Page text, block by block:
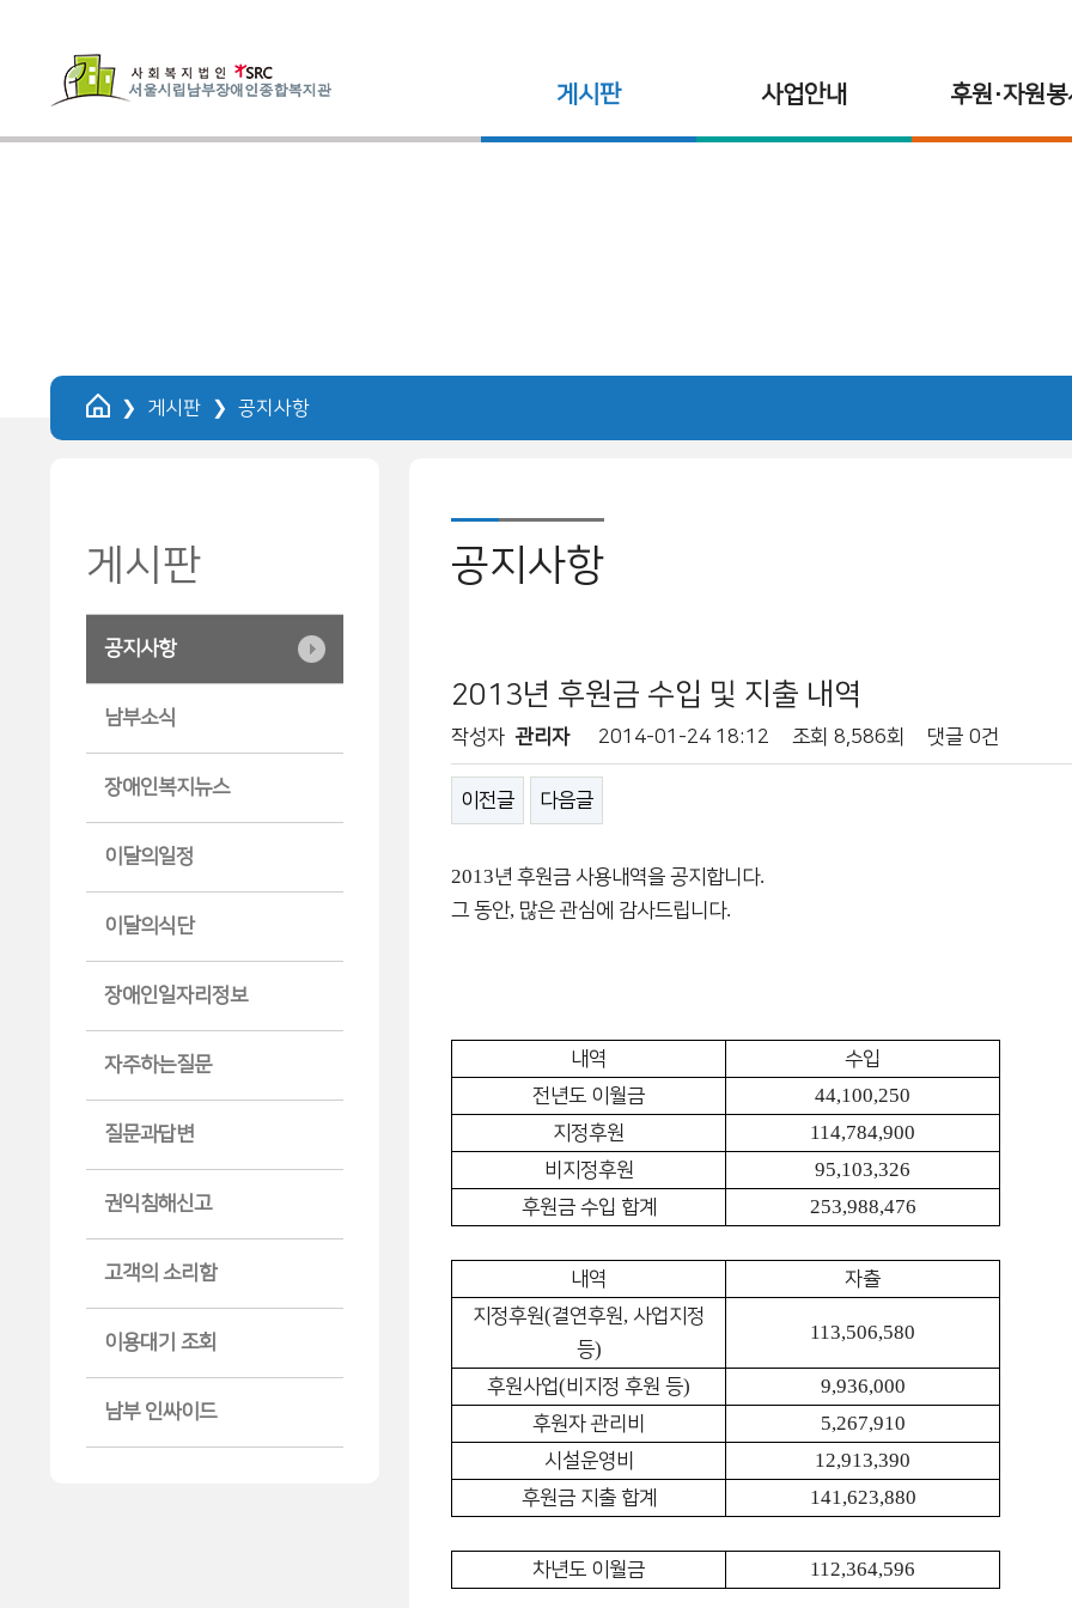
게시판 사업안내 후원·자원
HOME게시판 공지사항
게시판
공지사항
남부소식
장애인복지뉴스
이달의일정
이달의식단
장애인일자리정보
자주하는질문
질문과답변
권익침해신고
고객의 소리함
이용대기 조회
남부 인싸이드
공지사항
2013년 후원금 수입 및 지출 내역
작성자 관리자 2014-01-24 18:12 조회 8,586회 댓글 0건
이전글 다음글
2013년 후원금 사용내역을 공지합니다.
그 동안, 많은 관심에 감사드립니다.
내역
수입
전년도 이월금
44,100,250
지정후원 114,784,900
비지정후원 95,103,326
후원금 수입 합계 253,988,476
내역
자츌
지정후원(결연후원, 사업지정
등)
113,506,580
후원사업(비지정 후원 등) 9,936,000
후원자 관리비 5,267,910
시설운영비 12,913,390
후원금 지출 합계 141,623,880
차년도 이월금 112,364,596